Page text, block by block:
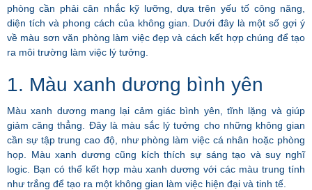
phòng cần phải cân nhắc kỹ lưỡng, dựa trên yếu tố công năng,
diện tích và phong cách của không gian. Dưới đây là một số gợi ý
về màu sơn văn phòng làm việc đẹp và cách kết hợp chúng để tạo
ra môi trường làm việc lý tưởng.
1. Màu xanh dương bình yên
Màu xanh dương mang lại cảm giác bình yên, tĩnh lặng và giúp
giảm căng thẳng. Đây là màu sắc lý tưởng cho những không gian
cần sự tập trung cao độ, như phòng làm việc cá nhân hoặc phòng
họp. Màu xanh dương cũng kích thích sự sáng tạo và suy nghĩ
logic. Bạn có thể kết hợp màu xanh dương với các màu trung tính
như trắng để tạo ra một không gian làm việc hiện đại và tinh tế.